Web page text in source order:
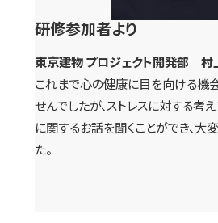
研修参加者より
東京建物 プロジェクト開発部 村
これまで心の健康に目を向ける機
せんでしたが、ストレスに対する考
に関するお話を聞くことができ、
た。